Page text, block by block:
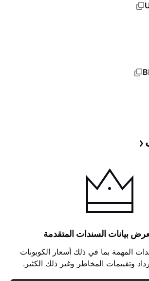
بيانات السندات المتقدمة
المهمة بما في ذلك أسعار الكوبونات
وتقييمات المخاطر وغير ذلك الكثير.